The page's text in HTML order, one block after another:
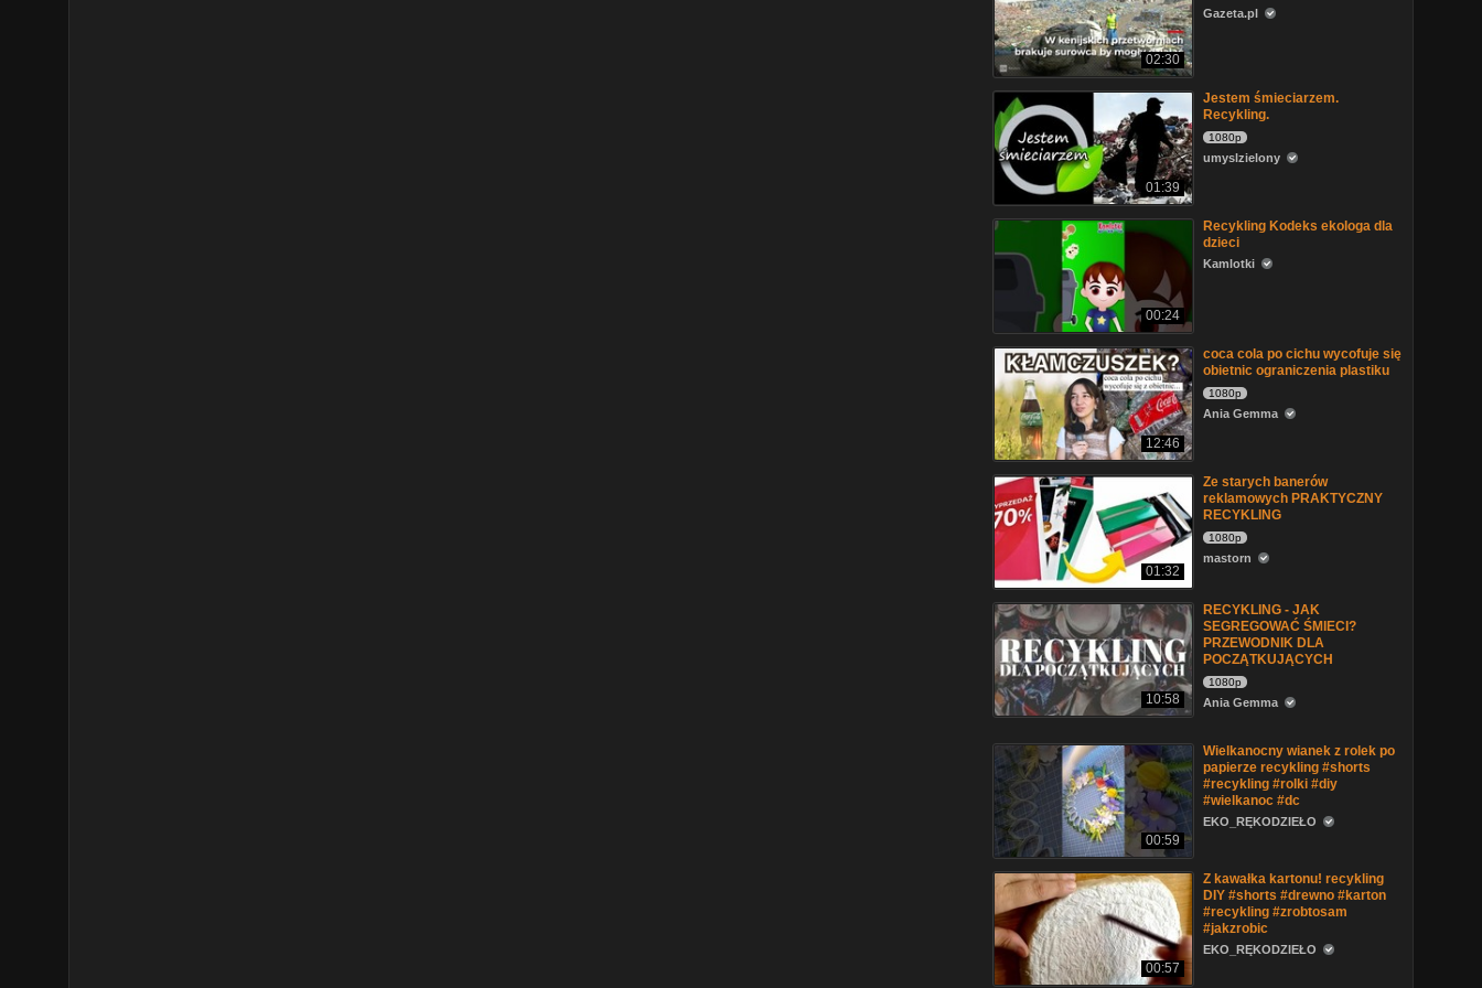
02:30
Gazeta.pl
01:39
Jestem śmieciarzem.
Recykling.
1080p
umyslzielony
00:24
Recykling Kodeks ekologa dla
dzieci
Kamlotki
12:46
coca cola po cichu wycofuje się
obietnic ograniczenia plastiku
1080p
Ania Gemma
01:32
Ze starych banerów
reklamowych PRAKTYCZNY
RECYKLING
1080p
mastorn
10:58
RECYKLING - JAK
SEGREGOWAĆ ŚMIECI?
PRZEWODNIK DLA
POCZĄTKUJĄCYCH
1080p
Ania Gemma
00:59
Wielkanocny wianek z rolek po
papierze recykling #shorts
#recykling #rolki #diy
#wielkanoc #dc
EKO_RĘKODZIEŁO
00:57
Z kawałka kartonu! recykling
DIY #shorts #drewno #karton
#recykling #zrobtosam
#jakzrobic
EKO_RĘKODZIEŁO